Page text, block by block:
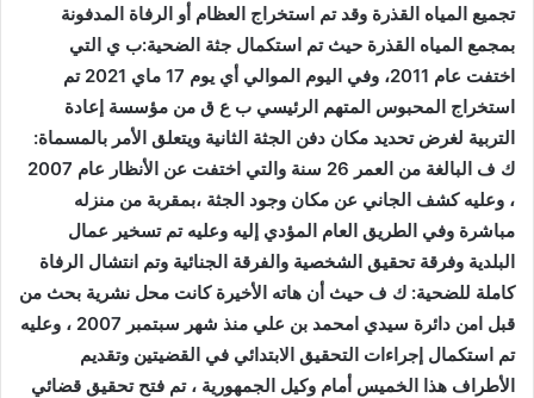
تجميع المياه القذرة وقد تم استخراج العظام أو الرفاة المدفونة
بمجمع المياه القذرة حيث تم استكمال جثة الضحية:ب ي التي
اختفت عام 2011، وفي اليوم الموالي أي يوم 17 ماي 2021 تم
استخراج المحبوس المتهم الرئيسي ب ع ق من مؤسسة إعادة
التربية لغرض تحديد مكان دفن الجثة الثانية ويتعلق الأمر بالمسماة:
ك ف البالغة من العمر 26 سنة والتي اختفت عن الأنظار عام 2007
، وعليه كشف الجاني عن مكان وجود الجثة ،بمقربة من منزله
مباشرة وفي الطريق العام المؤدي إليه وعليه تم تسخير عمال
البلدية وفرقة تحقيق الشخصية والفرقة الجنائية وتم انتشال الرفاة
كاملة للضحية: ك ف حيث أن هاته الأخيرة كانت محل نشرية بحث من
قبل امن دائرة سيدي امحمد بن علي منذ شهر سبتمبر 2007 ، وعليه
تم استكمال إجراءات التحقيق الابتدائي في القضيتين وتقديم
الأطراف هذا الخميس أمام وكيل الجمهورية ، تم فتح تحقيق قضائي